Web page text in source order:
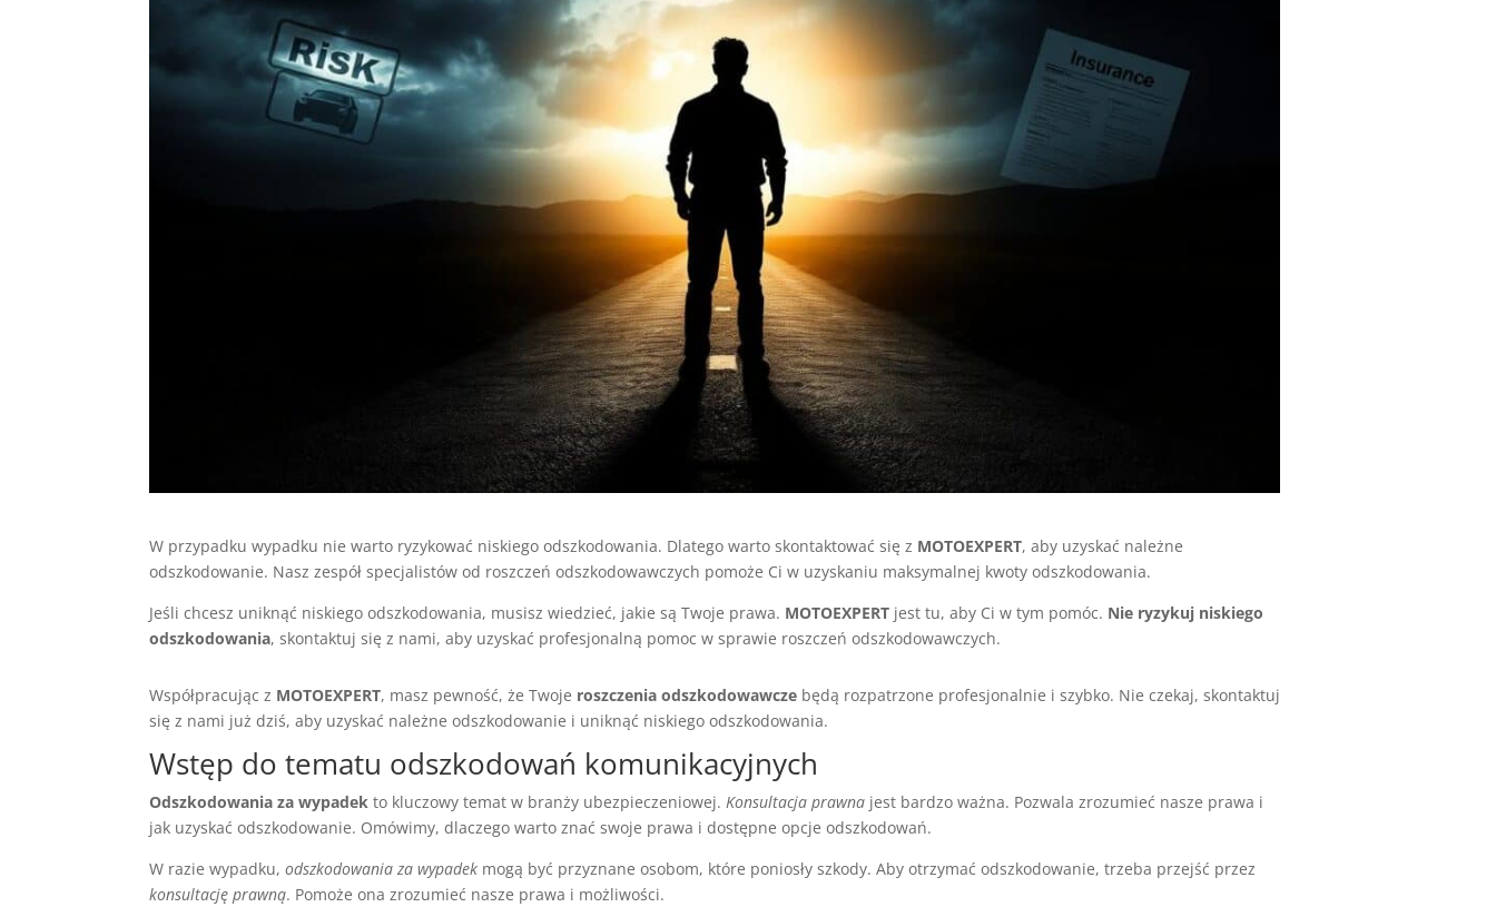
W przypadku wypadku nie warto ryzykować niskiego odszkodowania. Dlatego warto skontaktować się z MOTOEXPERT, aby uzyskać należne
odszkodowanie. Nasz zespół specjalistów od roszczeń odszkodowawczych pomoże Ci w uzyskaniu maksymalnej kwoty odszkodowania.
Jeśli chcesz uniknąć niskiego odszkodowania, musisz wiedzieć, jakie są Twoje prawa. MOTOEXPERT jest tu, aby Ci w tym pomóc. Nie ryzykuj niskiego
odszkodowania, skontaktuj się z nami, aby uzyskać profesjonalną pomoc w sprawie roszczeń odszkodowawczych.
Współpracując z MOTOEXPERT, masz pewność, że Twoje roszczenia odszkodowawcze będą rozpatrzone profesjonalnie i szybko. Nie czekaj, skontaktuj
się z nami już dziś, aby uzyskać należne odszkodowanie i uniknąć niskiego odszkodowania.
Wstęp do tematu odszkodowań komunikacyjnych
Odszkodowania za wypadek to kluczowy temat w branży ubezpieczeniowej.Konsultacja prawna jest bardzo ważna. Pozwala zrozumieć nasze prawa i
jak uzyskać odszkodowanie. Omówimy, dlaczego warto znać swoje prawa i dostępne opcje odszkodowań.
W razie wypadku,odszkodowania za wypadek mogą być przyznane osobom, które poniosły szkody. Aby otrzymać odszkodowanie, trzeba przejść przez
konsultację prawną. Pomoże ona zrozumieć nasze prawa i możliwości.